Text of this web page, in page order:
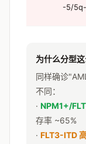
-5/
为什么分型这
同样确诊
不同：
· NPM1+/
存率 ~65%
· FLT3-ITD